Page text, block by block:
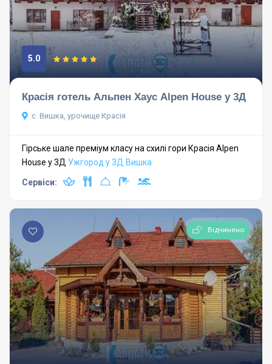
5.0
Красія готель Альпен Хаус Alpen House у 3Д
с. Вишка, урочище Красія
Гірське шале преміум класу на схилі гори Красія Alpen
House у 3Д Ужгород у 3Д Вишка
Сервіси:
Відчинено